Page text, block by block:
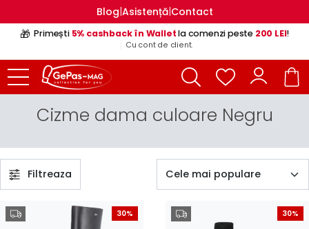
Blog|Asistență|Contact
🎁 Primești 5% cashback în Walletla comenzi peste 200 LEI!
Cu cont de client.
Cizme dama culoare Negru
Filtreaza
30% 30%